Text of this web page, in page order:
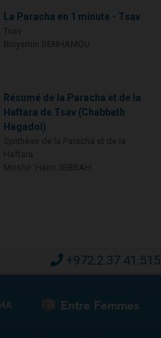
La Paracha en 1 minute - Tsav
Résumé de la Paracha et de la
Haftara de Tsav (Chabbath
Hagadol)
+972.2.37.41.515